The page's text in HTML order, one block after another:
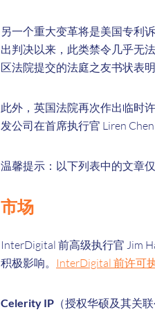
另一个重大变革将是美国专利
出判决以来，此类禁令几乎无
区法院提交的法庭之友书状表
此外，英国法院再次作出临时
发公司在首席执行官 Liren
温馨提示：以下列表中的文章
市场
InterDigital 前高级执行官 Jim
积极影响。 InterDigital 前许可
Celerity IP （授权华硕及其关